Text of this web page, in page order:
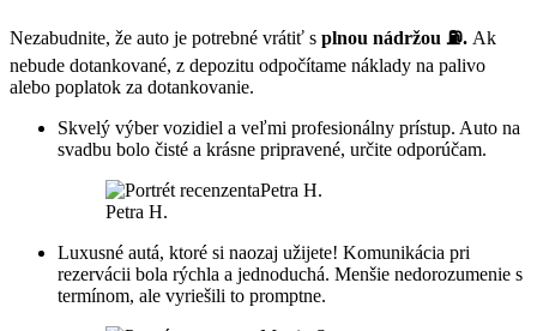
Nezabudnite, že auto je potrebné vrátiť s plnou nádržou ⛽. Ak
nebude dotankované, z depozitu odpočítame náklady na palivo
alebo poplatok za dotankovanie.
Skvelý výber vozidiel a veľmi profesionálny prístup. Auto na
svadbu bolo čisté a krásne pripravené, určite odporúčam.
Petra H.
Luxusné autá, ktoré si naozaj užijete! Komunikácia pri
rezervácii bola rýchla a jednoduchá. Menšie nedorozumenie s
termínom, ale vyriešili to promptne.